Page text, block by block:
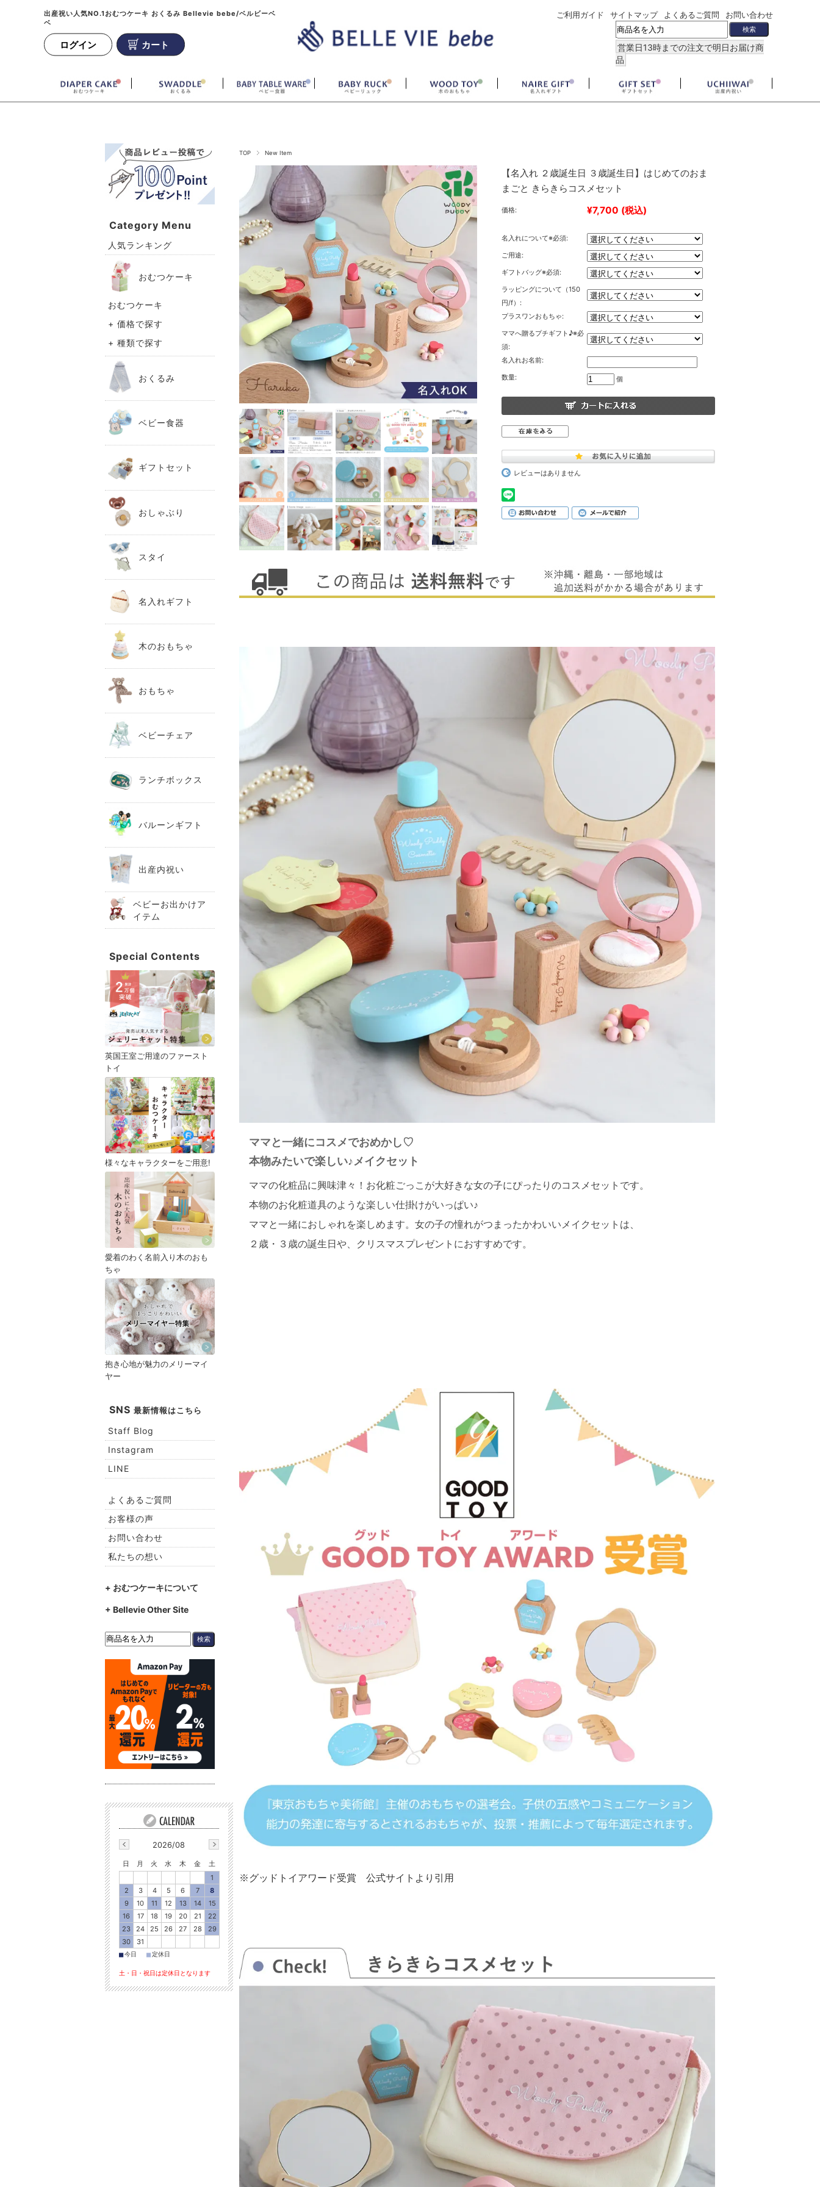
出産祝い人気NO.1おむつケーキ おくるみ Bellevie bebe/ベルビーベ
ベ
ログイン カート
ご利用ガイド サイトマップ よくあるご質問 お問い合わせ
営業日13時までの注文で明日お届け商
品
TOP New Item
【名入れ ２歳誕生日 ３歳誕生日】はじめてのおま
まごと きらきらコスメセット
価格: ¥7,700 (税込)
名入れについて※必須:
ご用途:
ギフトバッグ※必須:
ラッピングについて（150
円/f）:
プラスワンおもちゃ:
ママへ贈るプチギフト♪※必
須:
名入れお名前:
数量:
個
レビューはありません
ママと一緒にコスメでおめかし♡
本物みたいで楽しい♪メイクセット
ママの化粧品に興味津々！お化粧ごっこが大好きな女の子にぴったりのコスメセットです。
本物のお化粧道具のような楽しい仕掛けがいっぱい♪
ママと一緒におしゃれを楽しめます。女の子の憧れがつまったかわいいメイクセットは、
２歳・３歳の誕生日や、クリスマスプレゼントにおすすめです。
※グッドトイアワード受賞 公式サイトより引用
Category Menu
人気ランキング
おむつケーキ
おむつケーキ
+ 価格で探す
+ 種類で探す
おくるみ
ベビー食器
ギフトセット
おしゃぶり
スタイ
名入れギフト
木のおもちゃ
おもちゃ
ベビーチェア
ランチボックス
バルーンギフト
出産内祝い
ベビーお出かけア
イテム
Special Contents
英国王室ご用達のファースト
トイ
様々なキャラクターをご用意!
愛着のわく名前入り木のおも
ちゃ
抱き心地が魅力のメリーマイ
ヤー
SNS 最新情報はこちら
Staff Blog
Instagram
LINE
よくあるご質問
お客様の声
お問い合わせ
私たちの想い
+ おむつケーキについて
+ Bellevie Other Site
2026/08
日 月 火 水 木 金
土
1
2
3 4 5 6 7
8
9
10 11 12 13 14
15
16
17 18 19 20 21
22
23
24 25 26 27 28
29
30
31
■今日 ■定休日
土・日・祝日は定休日となります